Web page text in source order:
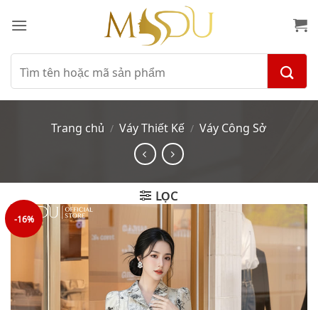
qua
dungTìm
kiếm:
Trang chủ / Váy Thiết Kế / Váy Công Sở
LỌC
-16%